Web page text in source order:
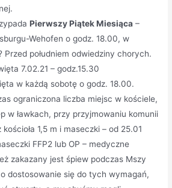
Pierwszy Piątek Miesiąca –
Wehofen o godz. 18.00, w
Przed południem odwiedziny chorych.
7.02.21 – godz.15.30
w każdą sobotę o godz. 18.00.
ograniczona liczba miejsc w kościele,
w ławkach, przy przyjmowaniu komunii
1,5 m i maseczki – od 25.01
FFP2 lub OP – medyczne
zakazany jest śpiew podczas Mszy
dostosowanie się do tych wymagań,